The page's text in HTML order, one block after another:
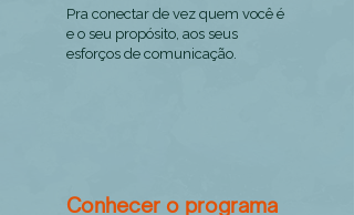
Pra conectar de vez quem você é
e o seu propósito, aos seus
esforços de comunicação.
Conhecer o programa